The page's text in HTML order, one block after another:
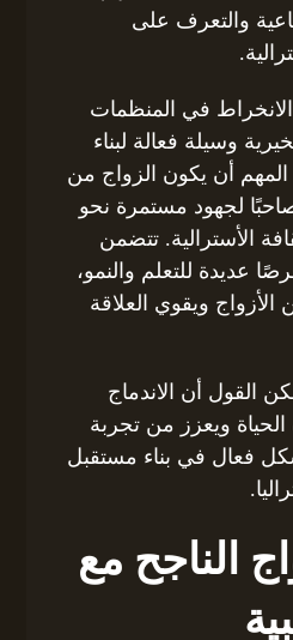
والتعرف على
في المنظمات
وسيلة فعالة لبناء
أن يكون الزواج من
لجهود مستمرة نحو
الأسترالية. تتضمن
عديدة للتعلم والنمو،
الأزواج ويقوي العلاقة
القول أن الاندماج
ويعزز من تجربة
فعال في بناء مستقبل
الناجح مع